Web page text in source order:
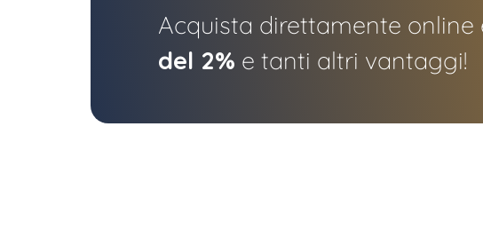
Acquista direttamente online
del 2% e tanti altri vantaggi!